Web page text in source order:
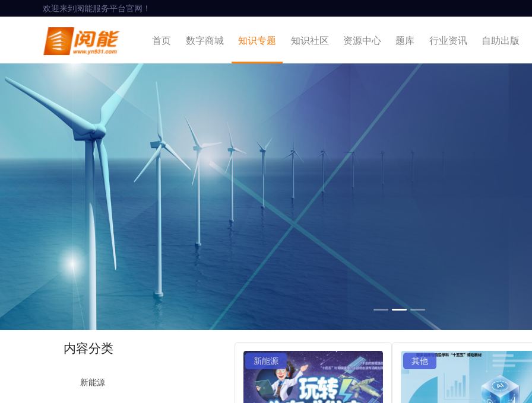
欢迎来到阅能服务平台官网！
首页 数字商城 知识专题 知识社区 资源中心 题库 行业资讯 自助出版
内容分类
新能源
新能源 其他